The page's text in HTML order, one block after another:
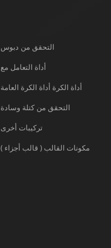
التحقق من دبوس
أداة التعامل مع
أداة الكرة أداة الكرة العامة
التحقق من كتلة وسادة
تركيبات أخرى
مكونات القالب ( قالب أجزاء )